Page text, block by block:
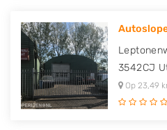
3542CJ
Op 23,49